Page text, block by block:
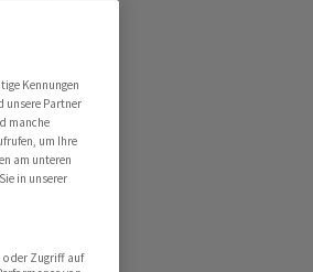
Kennungen
unsere Partner
manche
um Ihre
am unteren
in unserer
oder Zugriff auf